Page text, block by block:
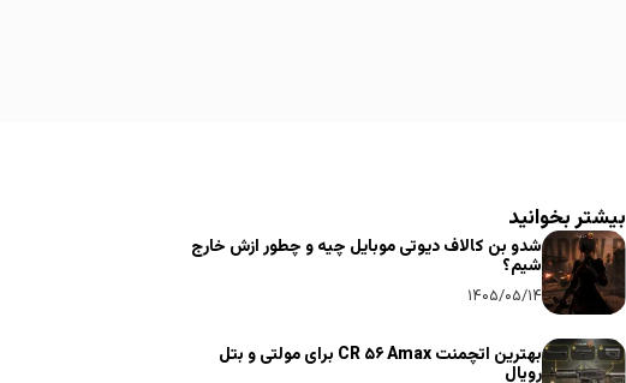
بیشتر بخوانید
شدو بن کالاف دیوتی موبایل چیه و چطور ازش خارج
شیم؟
۱۴۰۵/۰۵/۱۴
بهترین اتچمنت CR ۵۶ Amax برای مولتی و بتل
رویال